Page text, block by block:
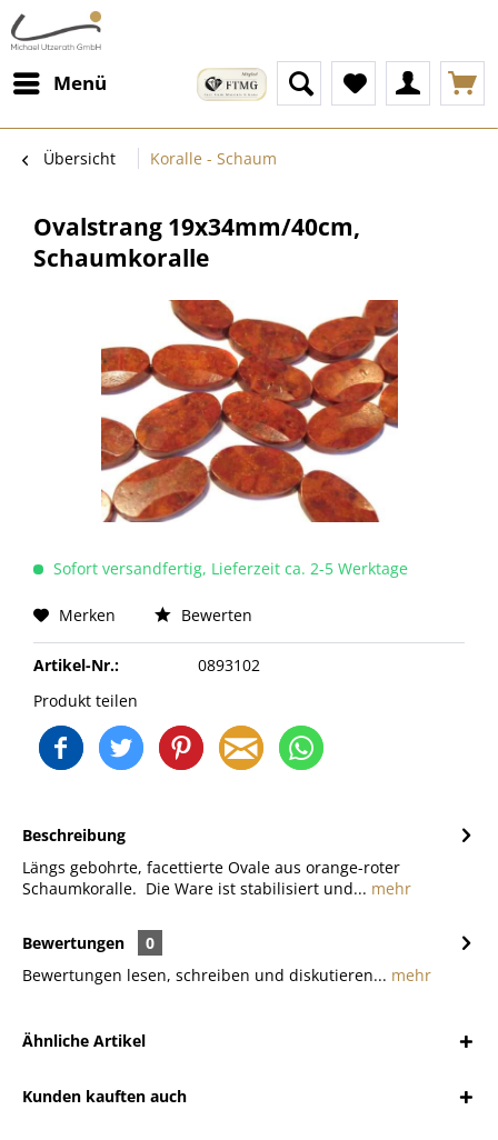
Menü
Übersicht Koralle - Schaum
Ovalstrang 19x34mm/40cm,
Schaumkoralle
Sofort versandfertig, Lieferzeit ca. 2-5 Werktage
Merken Bewerten
Artikel-Nr.:
0893102
Produkt teilen
Beschreibung
Längs gebohrte, facettierte Ovale aus orange-roter
Schaumkoralle. Die Ware ist stabilisiert und... mehr
Bewertungen
0
Bewertungen lesen, schreiben und diskutieren... mehr
Ähnliche Artikel
Kunden kauften auch